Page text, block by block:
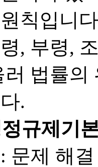
칙입니
, 부령,
법률
.
규제기
문제 해